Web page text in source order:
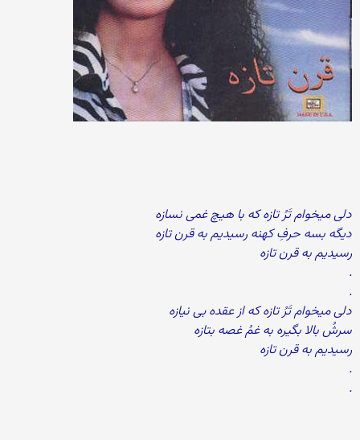
دلی میخوام تَرُ تازه که با هیچ غمی نسازه
دیگه بسه حرفِ کهنه رسیدیم به قرن تازه
رسیدیم به قرن تازه
.
.
دلی میخوام تَرُ تازه که از عقده بی نیازه
سرشُ بالا بگیره به غمُ غصه بتازه
رسیدیم به قرن تازه
.
.